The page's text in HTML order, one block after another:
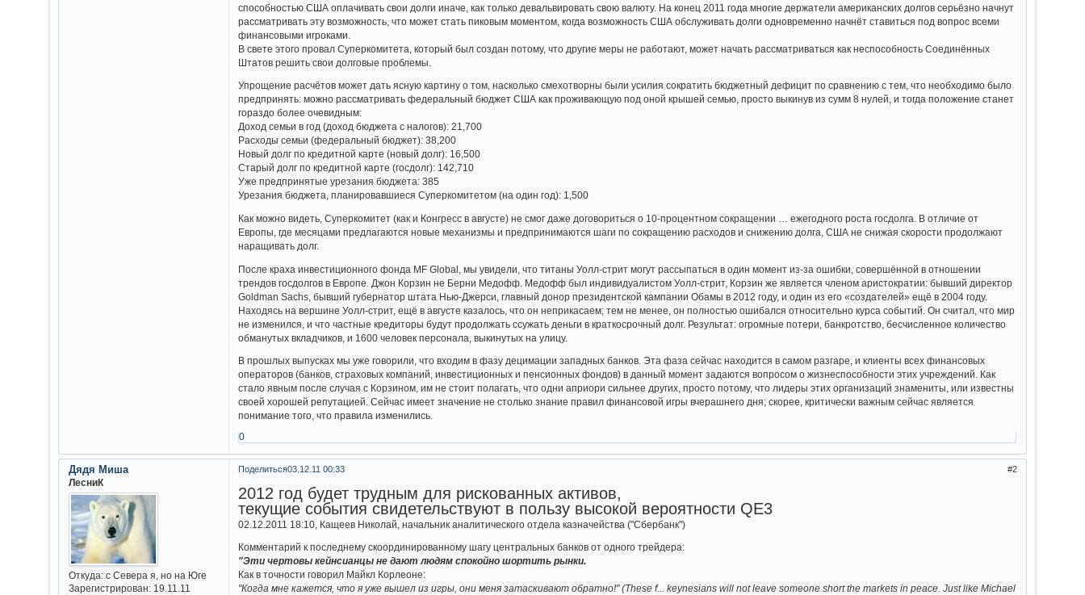
способностью США оплачивать свои долги иначе, как только девальвировать свою валюту. На конец 2011 года многие держатели американских долгов серьёзно начнут
рассматривать эту возможность, что может стать пиковым моментом, когда возможность США обслуживать долги одновременно начнёт ставиться под вопрос всеми
финансовыми игроками.
В свете этого провал Суперкомитета, который был создан потому, что другие меры не работают, может начать рассматриваться как неспособность Соединённых
Штатов решить свои долговые проблемы.
Упрощение расчётов может дать ясную картину о том, насколько смехотворны были усилия сократить бюджетный дефицит по сравнению с тем, что необходимо было
предпринять: можно рассматривать федеральный бюджет США как проживающую под оной крышей семью, просто выкинув из сумм 8 нулей, и тогда положение станет
гораздо более очевидным:
Доход семьи в год (доход бюджета с налогов): 21,700
Расходы семьи (федеральный бюджет): 38,200
Новый долг по кредитной карте (новый долг): 16,500
Старый долг по кредитной карте (госдолг): 142,710
Уже предпринятые урезания бюджета: 385
Урезания бюджета, планировавшиеся Суперкомитетом (на один год): 1,500
Как можно видеть, Суперкомитет (как и Конгресс в августе) не смог даже договориться о 10-процентном сокращении … ежегодного роста госдолга. В отличие от
Европы, где месяцами предлагаются новые механизмы и предпринимаются шаги по сокращению расходов и снижению долга, США не снижая скорости продолжают
наращивать долг.
После краха инвестиционного фонда MF Global, мы увидели, что титаны Уолл-стрит могут рассыпаться в один момент из-за ошибки, совершённой в отношении
трендов госдолгов в Европе. Джон Корзин не Берни Медофф. Медофф был индивидуалистом Уолл-стрит, Корзин же является членом аристократии: бывший директор
Goldman Sachs, бывший губернатор штата Нью-Джерси, главный донор президентской кампании Обамы в 2012 году, и один из его «создателей» ещё в 2004 году.
Находясь на вершине Уолл-стрит, ещё в августе казалось, что он неприкасаем; тем не менее, он полностью ошибался относительно курса событий. Он считал, что мир
не изменился, и что частные кредиторы будут продолжать ссужать деньги в краткосрочный долг. Результат: огромные потери, банкротство, бесчисленное количество
обманутых вкладчиков, и 1600 человек персонала, выкинутых на улицу.
В прошлых выпусках мы уже говорили, что входим в фазу децимации западных банков. Эта фаза сейчас находится в самом разгаре, и клиенты всех финансовых
операторов (банков, страховых компаний, инвестиционных и пенсионных фондов) в данный момент задаются вопросом о жизнеспособности этих учреждений. Как
стало явным после случая с Корзином, им не стоит полагать, что одни априори сильнее других, просто потому, что лидеры этих организаций знамениты, или известны
своей хорошей репутацией. Сейчас имеет значение не столько знание правил финансовой игры вчерашнего дня; скорее, критически важным сейчас является
понимание того, что правила изменились.
0
Поделиться 2
03.12.11 00:33
Дядя Миша
ЛесниК
Откуда:с Севера я, но на Юге
Зарегистрирован: 19.11.11
2012 год будет трудным для рискованных активов,
текущие события свидетельствуют в пользу высокой вероятности QE3
02.12.2011 18:10, Кащеев Николай, начальник аналитического отдела казначейства ("Сбербанк")
Комментарий к последнему скоординированному шагу центральных банков от одного трейдера:
"Эти чертовы кейнсианцы не дают людям спокойно шортить рынки.
Как в точности говорил Майкл Корлеоне:
"Когда мне кажется, что я уже вышел из игры, они меня затаскивают обратно!" (These f... keynesians will not leave someone short the markets in peace. Just like Michael